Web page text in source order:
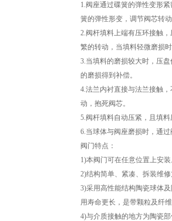
1.阀座通过碟簧的弹性变形
簧的弹性形变，调节阀芯转
2.阀杆填料上端有压环接触
繁的转动，当填料轻微磨损
3.当填料的磨损较大时，压
的磨损得到补偿。
4.法兰内衬直接与法兰接触
动，抱死阀芯。
5.阀杆填料自动压紧，且填
6.当球体与阀座磨损时，通
阀门特点：
1)本阀门可在任意位置上安
2)结构简单、紧凑、拆装维
3)采用高性能结构陶瓷球体
用寿命更长，是带颗粒及纤
4)与介质接触的地方为陶瓷